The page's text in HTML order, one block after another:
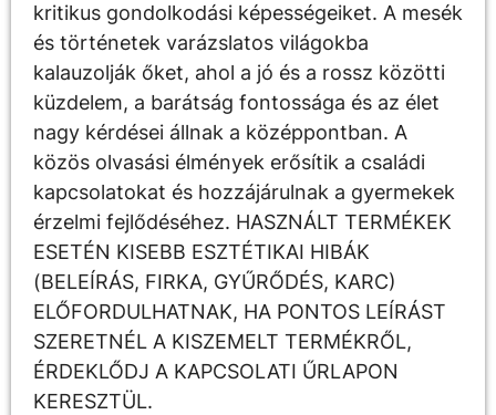
kritikus gondolkodási képességeiket. A mesék
és történetek varázslatos világokba
kalauzolják őket, ahol a jó és a rossz közötti
küzdelem, a barátság fontossága és az élet
nagy kérdései állnak a középpontban. A
közös olvasási élmények erősítik a családi
kapcsolatokat és hozzájárulnak a gyermekek
érzelmi fejlődéséhez. HASZNÁLT TERMÉKEK
ESETÉN KISEBB ESZTÉTIKAI HIBÁK
(BELEÍRÁS, FIRKA, GYŰRŐDÉS, KARC)
ELŐFORDULHATNAK, HA PONTOS LEÍRÁST
SZERETNÉL A KISZEMELT TERMÉKRŐL,
ÉRDEKLŐDJ A KAPCSOLATI ŰRLAPON
KERESZTÜL.